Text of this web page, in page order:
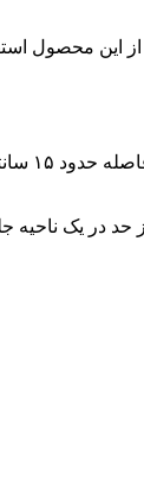
این محصول
برای
در یک ناحیه